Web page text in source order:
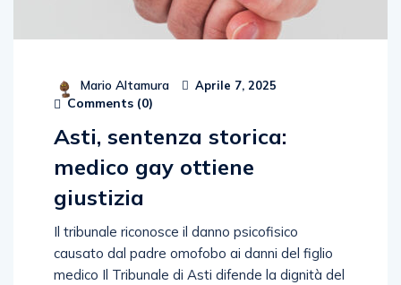
Mario Altamura Aprile 7, 2025
Comments (0)
Asti, sentenza storica:
medico gay ottiene
giustizia
Il tribunale riconosce il danno psicofisico
causato dal padre omofobo ai danni del figlio
medico Il Tribunale di Asti difende la dignità del